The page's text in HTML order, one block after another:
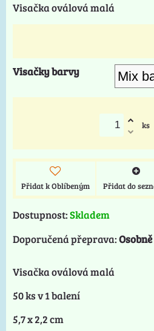
Visačka oválová malá
Visačky barvy
ks
Přidat k Oblíbeným Přidat do
Dostupnost:Skladem
Osobně
Visačka oválová malá
50 ks v 1 balení
5,7 x 2,2 cm